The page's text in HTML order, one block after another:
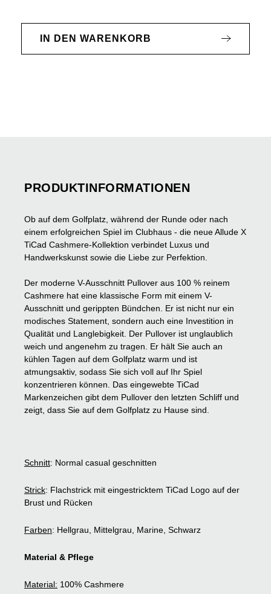
IN DEN WARENKORB
PRODUKTINFORMATIONEN
Ob auf dem Golfplatz, während der Runde oder nach
einem erfolgreichen Spiel im Clubhaus - die neue Allude X
TiCad Cashmere-Kollektion verbindet Luxus und
Handwerkskunst sowie die Liebe zur Perfektion.
Der moderne V-Ausschnitt Pullover aus 100 % reinem
Cashmere hat eine klassische Form mit einem V-
Ausschnitt und gerippten Bündchen. Er ist nicht nur ein
modisches Statement, sondern auch eine Investition in
Qualität und Langlebigkeit. Der Pullover ist unglaublich
weich und angenehm zu tragen. Er hält Sie auch an
kühlen Tagen auf dem Golfplatz warm und ist
atmungsaktiv, sodass Sie sich voll auf Ihr Spiel
konzentrieren können. Das eingewebte TiCad
Markenzeichen gibt dem Pullover den letzten Schliff und
zeigt, dass Sie auf dem Golfplatz zu Hause sind.
Schnitt: Normal casual geschnitten
Strick: Flachstrick mit eingestricktem TiCad Logo auf der
Brust und Rücken
Farben: Hellgrau, Mittelgrau, Marine, Schwarz
Material & Pflege
Material: 100% Cashmere